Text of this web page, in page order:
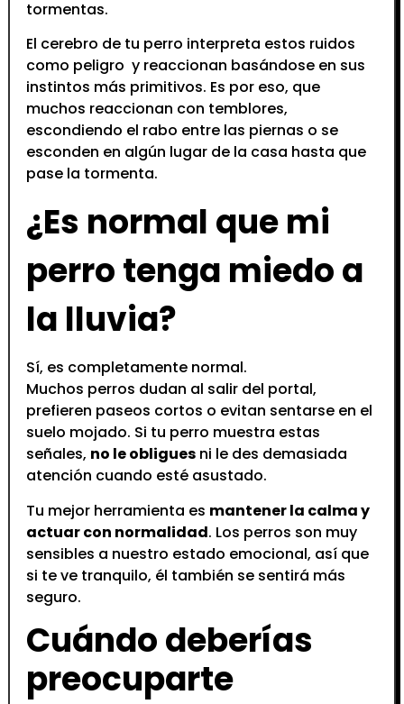
tormentas.
El cerebro de tu perro interpreta estos ruidos
como peligro y reaccionan basándose en sus
instintos más primitivos. Es por eso, que
muchos reaccionan con temblores,
escondiendo el rabo entre las piernas o se
esconden en algún lugar de la casa hasta que
pase la tormenta.
¿Es normal que mi
perro tenga miedo a
la lluvia?
Sí, es completamente normal.
Muchos perros dudan al salir del portal,
prefieren paseos cortos o evitan sentarse en el
suelo mojado. Si tu perro muestra estas
señales, no le obliguesni le des demasiada
atención cuando esté asustado.
Tu mejor herramienta es mantener la calma y
actuar con normalidad. Los perros son muy
sensibles a nuestro estado emocional, así que
si te ve tranquilo, él también se sentirá más
seguro.
Cuándo deberías
preocuparte